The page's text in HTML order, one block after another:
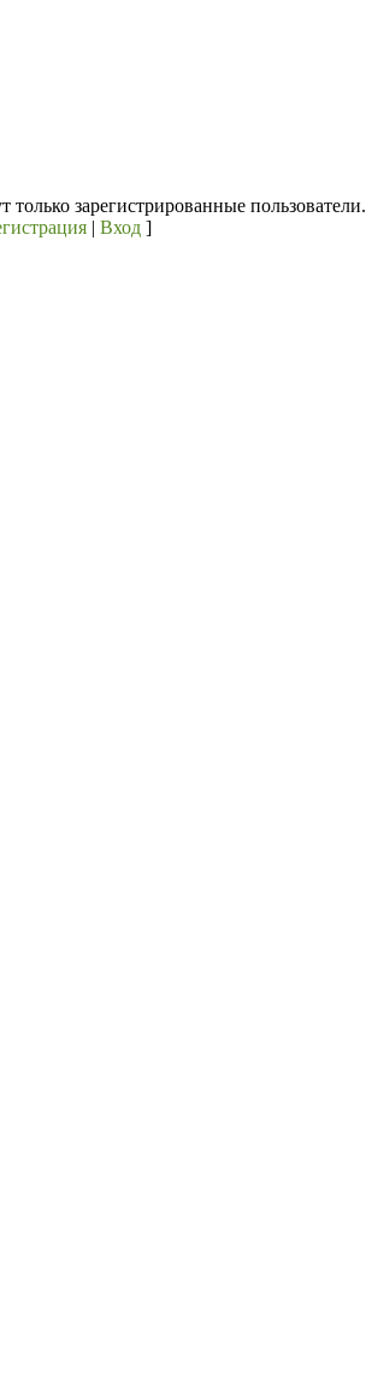
только зарегистрированные пользователи.
| Вход]